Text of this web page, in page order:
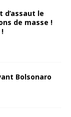
d’assaut le
de masse !
Bolsonaro